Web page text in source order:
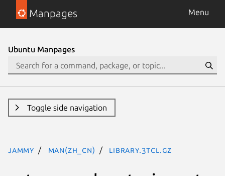
Manpages Menu
Ubuntu Manpages
Toggle side navigation
jammy man(zh_CN) library.3tcl.gz